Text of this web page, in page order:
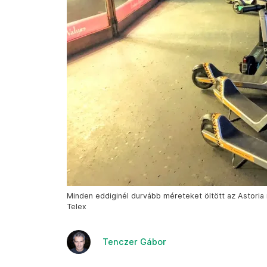
Minden eddiginél durvább méreteket öltött az
Telex
Tenczer Gábor